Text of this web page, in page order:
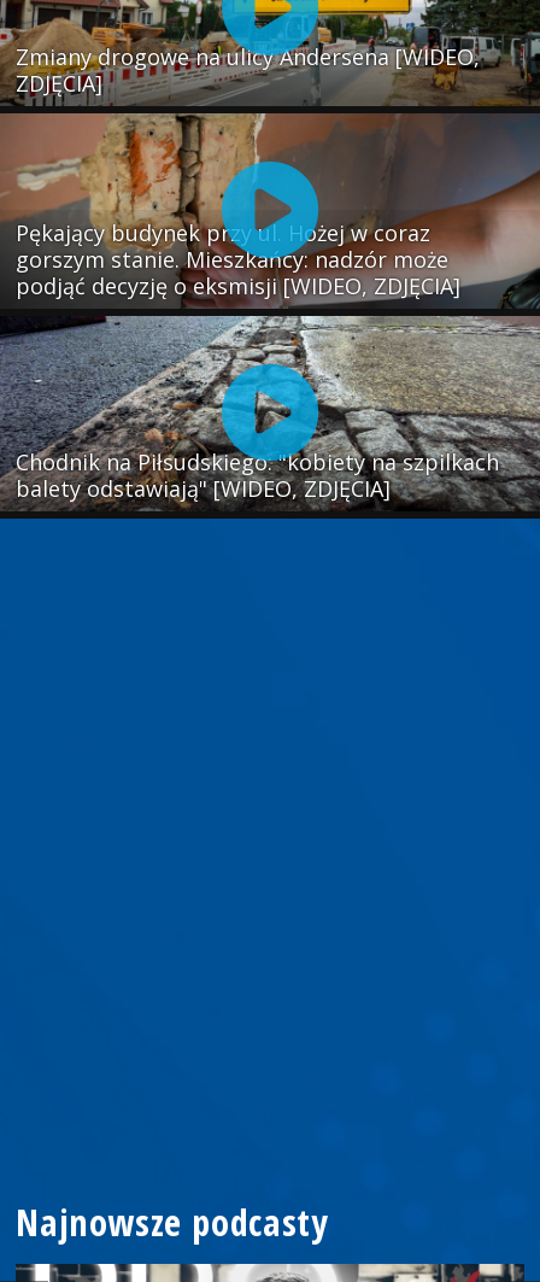
Zmiany drogowe na ulicy Andersena [WIDEO,
ZDJĘCIA]
Pękający budynek przy ul. Hożej w coraz
gorszym stanie. Mieszkańcy: nadzór może
podjąć decyzję o eksmisji [WIDEO, ZDJĘCIA]
Chodnik na Piłsudskiego: "kobiety na szpilkach
balety odstawiają" [WIDEO, ZDJĘCIA]
Najnowsze podcasty